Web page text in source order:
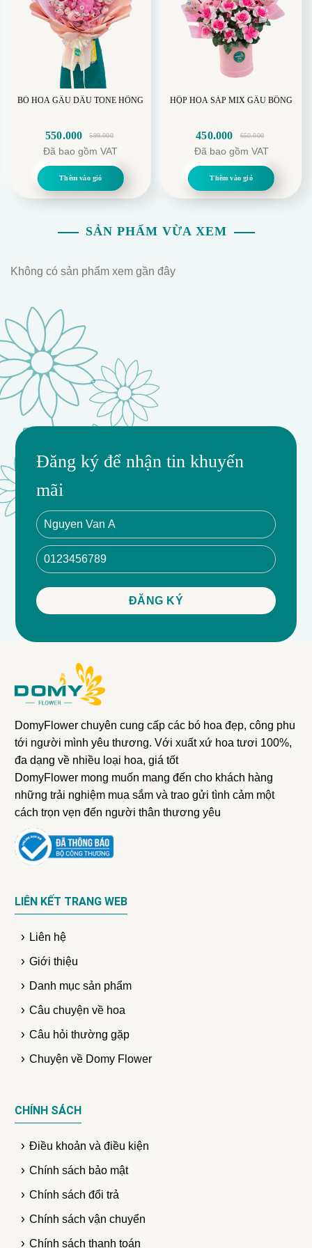
BÓ HOA GẤU DÂU TONE HỒNG
599.000
gốc
550.000
hiện
Đã bao gồm VAT
Thêm vào giỏ
HỘP HOA SÁP MIX GẤU BÔNG
650.000
gốc
450.000
hiện
Đã bao gồm VAT
Thêm vào giỏ
SẢN PHẨM VỪA XEM
Không có sản phẩm xem gần đây
Đăng ký để nhận tin khuyến
mãi
DomyFlower chuyên cung cấp các bó hoa đẹp, công phu
tới người mình yêu thương. Với xuất xứ hoa tươi 100%,
đa dạng về nhiều loại hoa, giá tốt
DomyFlower mong muốn mang đến cho khách hàng
những trải nghiệm mua sắm và trao gửi tình cảm một
cách trọn vẹn đến người thân thương yêu
LIÊN KẾT TRANG WEB
Liên hệ
Giới thiệu
Danh mục sản phẩm
Câu chuyện về hoa
Câu hỏi thường gặp
Chuyện về Domy Flower
CHÍNH SÁCH
Điều khoản và điều kiện
Chính sách bảo mật
Chính sách đổi trả
Chính sách vận chuyển
Chính sách thanh toán